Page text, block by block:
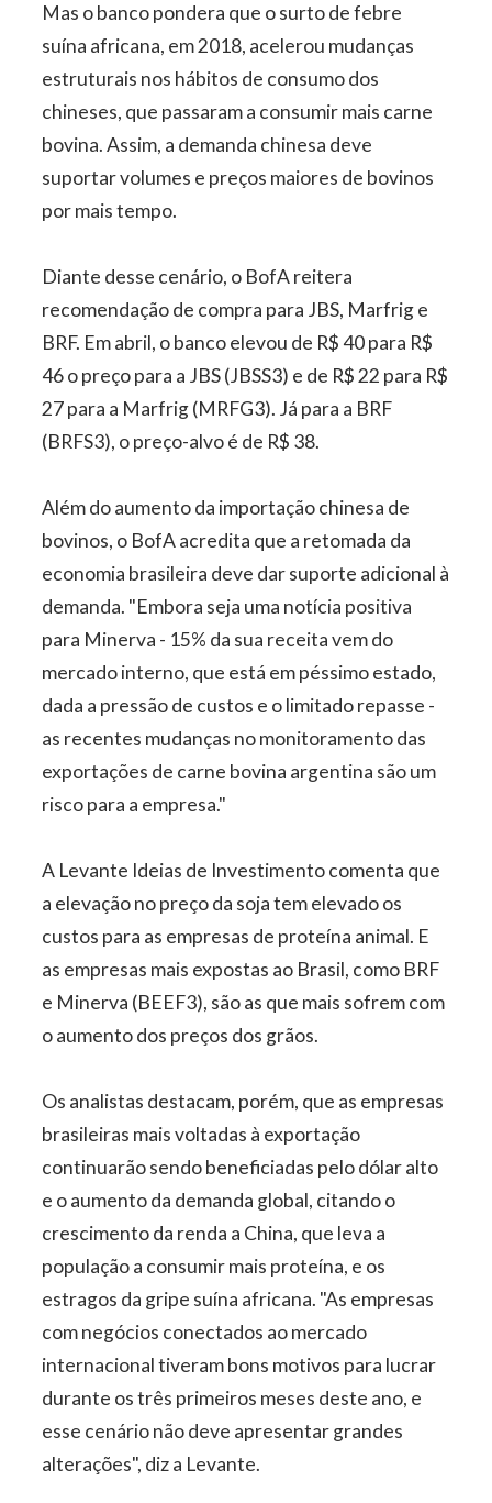
Mas o banco pondera que o surto de febre
suína africana, em 2018, acelerou mudanças
estruturais nos hábitos de consumo dos
chineses, que passaram a consumir mais carne
bovina. Assim, a demanda chinesa deve
suportar volumes e preços maiores de bovinos
por mais tempo.
Diante desse cenário, o BofA reitera
recomendação de compra para JBS, Marfrig e
BRF. Em abril, o banco elevou de R$ 40 para R$
46 o preço para a JBS (JBSS3) e de R$ 22 para R$
27 para a Marfrig (MRFG3). Já para a BRF
(BRFS3), o preço-alvo é de R$ 38.
Além do aumento da importação chinesa de
bovinos, o BofA acredita que a retomada da
economia brasileira deve dar suporte adicional à
demanda. "Embora seja uma notícia positiva
para Minerva - 15% da sua receita vem do
mercado interno, que está em péssimo estado,
dada a pressão de custos e o limitado repasse -
as recentes mudanças no monitoramento das
exportações de carne bovina argentina são um
risco para a empresa."
A Levante Ideias de Investimento comenta que
a elevação no preço da soja tem elevado os
custos para as empresas de proteína animal. E
as empresas mais expostas ao Brasil, como BRF
e Minerva (BEEF3), são as que mais sofrem com
o aumento dos preços dos grãos.
Os analistas destacam, porém, que as empresas
brasileiras mais voltadas à exportação
continuarão sendo beneficiadas pelo dólar alto
e o aumento da demanda global, citando o
crescimento da renda a China, que leva a
população a consumir mais proteína, e os
estragos da gripe suína africana. "As empresas
com negócios conectados ao mercado
internacional tiveram bons motivos para lucrar
durante os três primeiros meses deste ano, e
esse cenário não deve apresentar grandes
alterações", diz a Levante.